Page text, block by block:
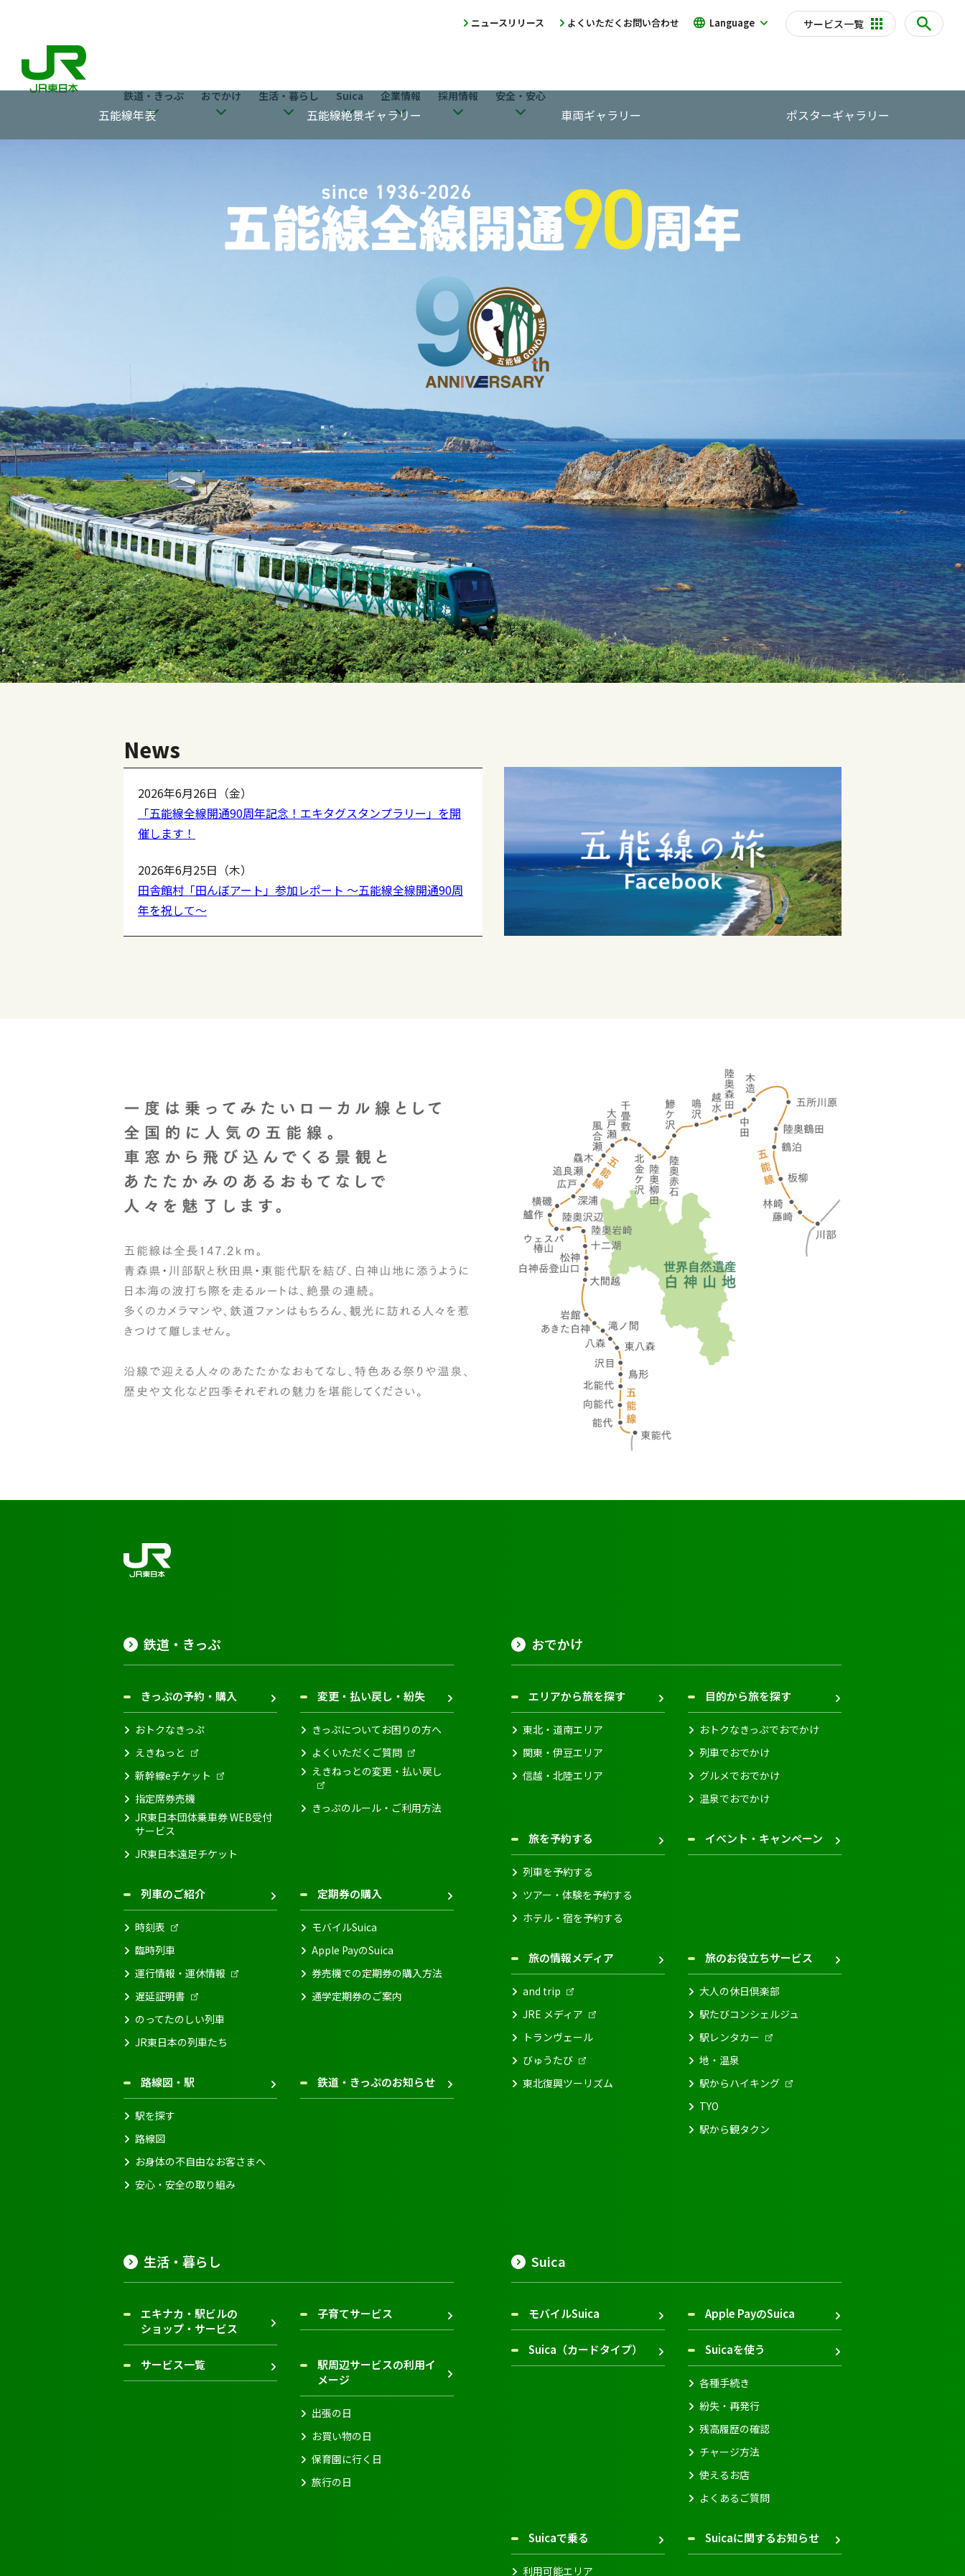
サービス一覧
鉄道・きっぷ おでかけ 生活・暮らし Suica 企業情報 採用情報 安全・安心
Language
よくいただくお問い合わせ
ニュースリリース
五能線年表 五能線絶景ギャラリー 車両ギャラリー ポスターギャラリー
News
2026年6月26日（金）
「五能線全線開通90周年記念！エキタグスタンプラリー」を開
催します！
2026年6月25日（木）
田舎館村「田んぼアート」参加レポート 〜五能線全線開通90周
年を祝して〜
2026年3月26日（木）
ホームページを公開しました。
鉄道・きっぷ
きっぷの予約・購入
おトクなきっぷ
えきねっと
新幹線eチケット
指定席券売機
JR東日本団体乗車券 WEB受付
サービス
JR東日本遠足チケット
変更・払い戻し・紛失
きっぷについてお困りの方へ
よくいただくご質問
えきねっとの変更・払い戻し
きっぷのルール・ご利用方法
列車のご紹介
時刻表
臨時列車
運行情報・運休情報
遅延証明書
のってたのしい列車
JR東日本の列車たち
定期券の購入
モバイルSuica
Apple PayのSuica
券売機での定期券の購入方法
通学定期券のご案内
路線図・駅
駅を探す
路線図
お身体の不自由なお客さまへ
安心・安全の取り組み
鉄道・きっぷのお知らせ
おでかけ
エリアから旅を探す
東北・道南エリア
関東・伊豆エリア
信越・北陸エリア
目的から旅を探す
おトクなきっぷでおでかけ
列車でおでかけ
グルメでおでかけ
温泉でおでかけ
旅を予約する
列車を予約する
ツアー・体験を予約する
ホテル・宿を予約する
イベント・キャンペーン
旅の情報メディア
and trip
JRE メディア
トランヴェール
びゅうたび
東北復興ツーリズム
旅のお役立ちサービス
大人の休日倶楽部
駅たびコンシェルジュ
駅レンタカー
地・温泉
駅からハイキング
TYO
駅から観タクン
生活・暮らし
エキナカ・駅ビルの
ショップ・サービス
子育てサービス
サービス一覧
駅周辺サービスの利用イ
メージ
出張の日
お買い物の日
保育園に行く日
旅行の日
Suica
モバイルSuica Apple PayのSuica
Suica（カードタイプ） Suicaを使う
各種手続き
紛失・再発行
残高履歴の確認
チャージ方法
使えるお店
よくあるご質問
Suicaで乗る
利用可能エリア
Suicaに関するお知らせ